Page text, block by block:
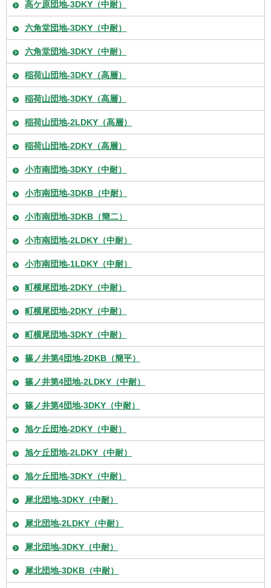
高ケ原団地-3DKY（中耐）
六角堂団地-3DKY（中耐）
六角堂団地-3DKY（中耐）
稲荷山団地-3DKY（高層）
稲荷山団地-3DKY（高層）
稲荷山団地-2LDKY（高層）
稲荷山団地-2DKY（高層）
小市南団地-3DKY（中耐）
小市南団地-3DKB（中耐）
小市南団地-3DKB（簡二）
小市南団地-2LDKY（中耐）
小市南団地-1LDKY（中耐）
町横尾団地-2DKY（中耐）
町横尾団地-2DKY（中耐）
町横尾団地-3DKY（中耐）
篠ノ井第4団地-2DKB（簡平）
篠ノ井第4団地-2LDKY（中耐）
篠ノ井第4団地-3DKY（中耐）
旭ケ丘団地-2DKY（中耐）
旭ケ丘団地-2LDKY（中耐）
旭ケ丘団地-3DKY（中耐）
犀北団地-3DKY（中耐）
犀北団地-2LDKY（中耐）
犀北団地-3DKY（中耐）
犀北団地-3DKB（中耐）